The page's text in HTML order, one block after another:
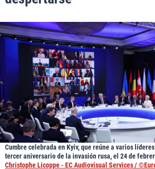
Cumbre celebrada en Kyiv, que reúne a varios
tercer aniversario de la invasión rusa, el 24 de
Christophe Licoppe - EC Audiovisual Services /